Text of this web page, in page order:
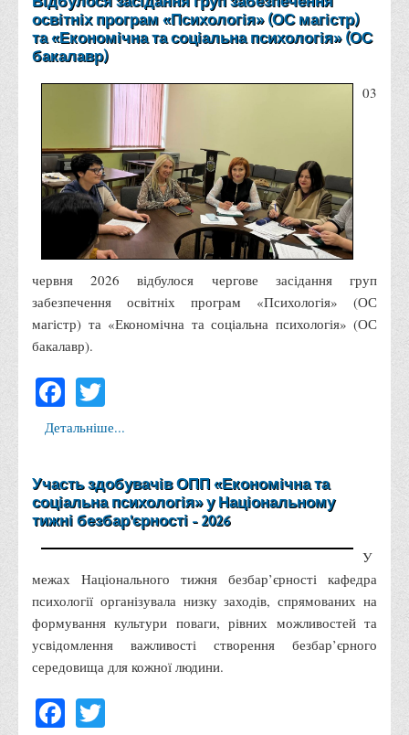
Психологічного сприяння
Бібліотека
Музей грошей
Довідник студента
Реквізити для оплати
Права та обов'язки студентів
Інформація про гуртожитки
Положення
Положення про переведення здобувачів вищої освіти на
вакантні місця державного замовлення
Положення про старосту академічної групи
здобувачів вищої освіти
Положення "Про правила призначення академічних
стипендій"
Положення про порядок розрахунків за договорами про
навчання(підготовку) громадян України
Порядок надання освітніх платних послуг
Перелік платних освітніх та інших послуг
Путівник першокурсника
Етичний кодекс здобувача вищої освіти
IP дайджест для студентів: про захист прав інтелектуальної
Система управління навчанням
освітніх програм «Психологія» (ОС магістр)
та «Економічна та соціальна психологія» (ОС
бакалавр)
03
червня 2026 відбулося чергове засідання груп
забезпечення освітніх програм «Психологія» (ОС
магістр) та «Економічна та соціальна психологія» (ОС
бакалавр).
Facebook
Детальніше...
Участь здобувачів ОПП «Економічна та
соціальна психологія» у Національному
тижні безбар'єрності - 2026
У
межах Національного тижня безбар’єрності кафедра
психології організувала низку заходів, спрямованих на
формування культури поваги, рівних можливостей та
усвідомлення важливості створення безбар’єрного
середовища для кожної людини.
Facebook